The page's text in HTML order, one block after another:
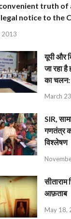
truth of
notice to the
2013
यूपी और
जा रहा
का
March
SIR,
गणतंत्र
विश्लेषण
आफ़ताब
May 18,